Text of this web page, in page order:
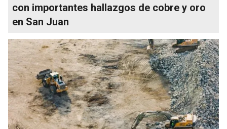
con importantes hallazgos de cobre y oro
en San Juan